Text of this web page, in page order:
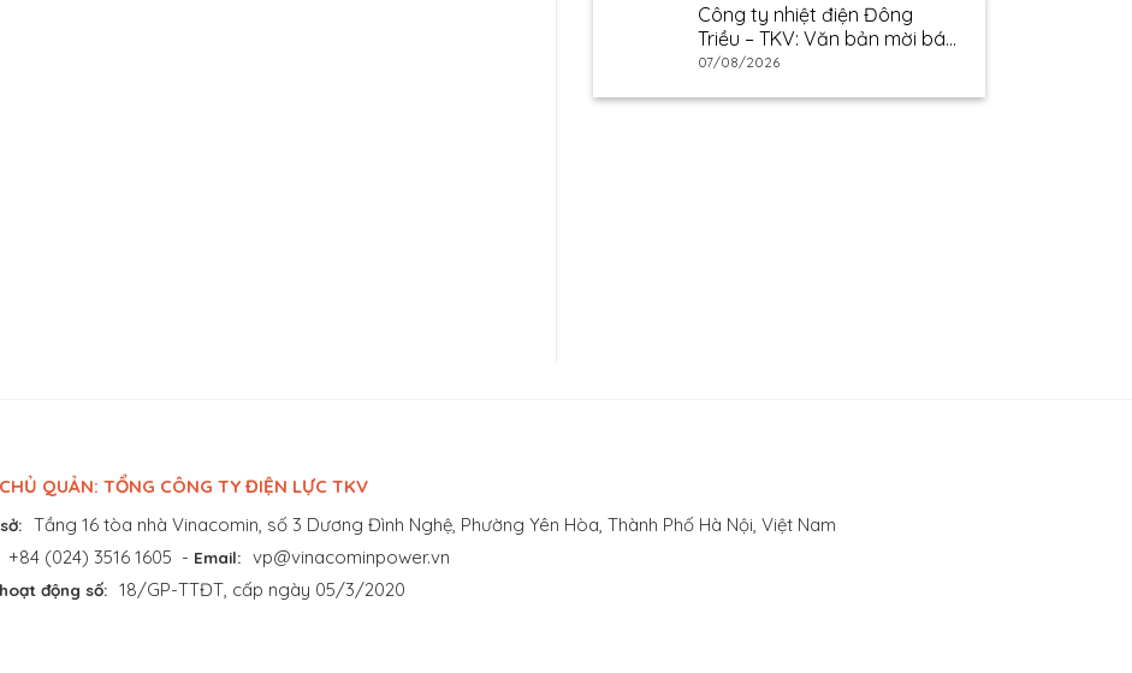
Công ty nhiệt điện Đông
Triều – TKV: Văn bản mời báo
giá
07/08/2026
QUẢN: TỔNG CÔNG TY ĐIỆN LỰC TKV
Tầng 16 tòa nhà Vinacomin, số 3 Dương Đình Nghệ, Phường Yên Hòa, Thành Phố Hà Nội, Việt Nam
+84 (024) 3516 1605 - Email: vp@vinacominpower.vn
động số: 18/GP-TTĐT, cấp ngày 05/3/2020